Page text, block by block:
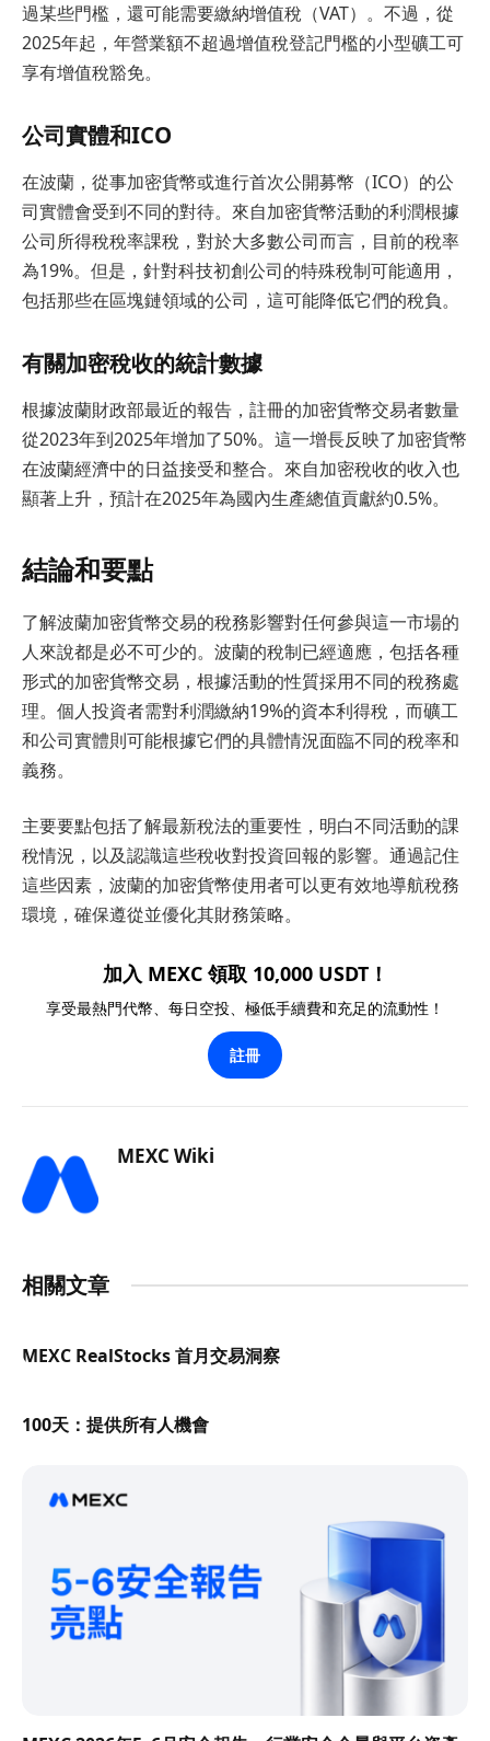
過某些門檻，還可能需要繳納增值稅（VAT）。不過，從
2025年起，年營業額不超過增值稅登記門檻的小型礦工可
享有增值稅豁免。
公司實體和ICO
在波蘭，從事加密貨幣或進行首次公開募幣（ICO）的公
司實體會受到不同的對待。來自加密貨幣活動的利潤根據
公司所得稅稅率課稅，對於大多數公司而言，目前的稅率
為19%。但是，針對科技初創公司的特殊稅制可能適用，
包括那些在區塊鏈領域的公司，這可能降低它們的稅負。
有關加密稅收的統計數據
根據波蘭財政部最近的報告，註冊的加密貨幣交易者數量
從2023年到2025年增加了50%。這一增長反映了加密貨幣
在波蘭經濟中的日益接受和整合。來自加密稅收的收入也
顯著上升，預計在2025年為國內生產總值貢獻約0.5%。
結論和要點
了解波蘭加密貨幣交易的稅務影響對任何參與這一市場的
人來說都是必不可少的。波蘭的稅制已經適應，包括各種
形式的加密貨幣交易，根據活動的性質採用不同的稅務處
理。個人投資者需對利潤繳納19%的資本利得稅，而礦工
和公司實體則可能根據它們的具體情況面臨不同的稅率和
義務。
主要要點包括了解最新稅法的重要性，明白不同活動的課
稅情況，以及認識這些稅收對投資回報的影響。通過記住
這些因素，波蘭的加密貨幣使用者可以更有效地導航稅務
環境，確保遵從並優化其財務策略。
加入 MEXC 領取 10,000 USDT！
享受最熱門代幣、每日空投、極低手續費和充足的流動性！
註冊
MEXC Wiki
相關文章
MEXC RealStocks 首月交易洞察
100天：提供所有人機會